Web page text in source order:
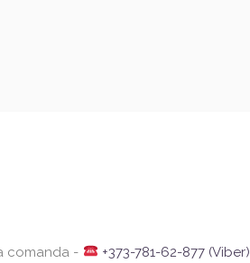
comanda - +373-781-62-877 (Viber)